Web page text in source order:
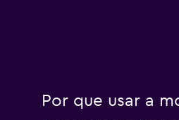
Por que usar a